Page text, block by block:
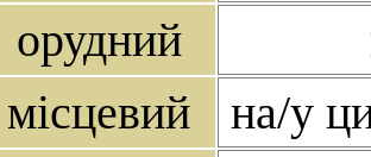
орудний
місцевий
на/у